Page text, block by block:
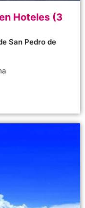
Hoteles (3
San Pedro de